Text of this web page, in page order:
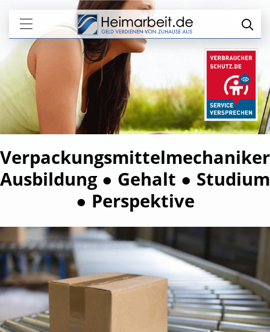
Ausbildung ● Gehalt ● Studium
● Perspektive